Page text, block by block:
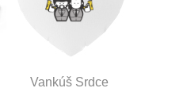
Vankúš Srdce